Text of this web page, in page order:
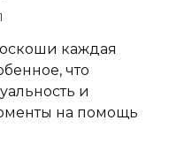
каждая
что
и
на помощь